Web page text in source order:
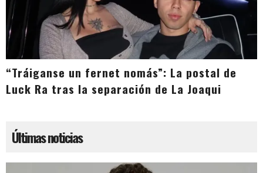
“Tráiganse un fernet nomás”: La postal de
Luck Ra tras la separación de La Joaqui
Últimas noticias